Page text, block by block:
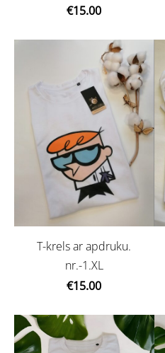
€15.00
T-krels ar apdruku.
nr.-1.XL
€15.00